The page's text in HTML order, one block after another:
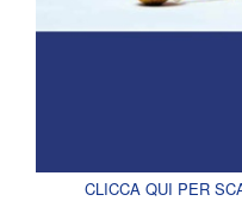
CLICCA QUI PER